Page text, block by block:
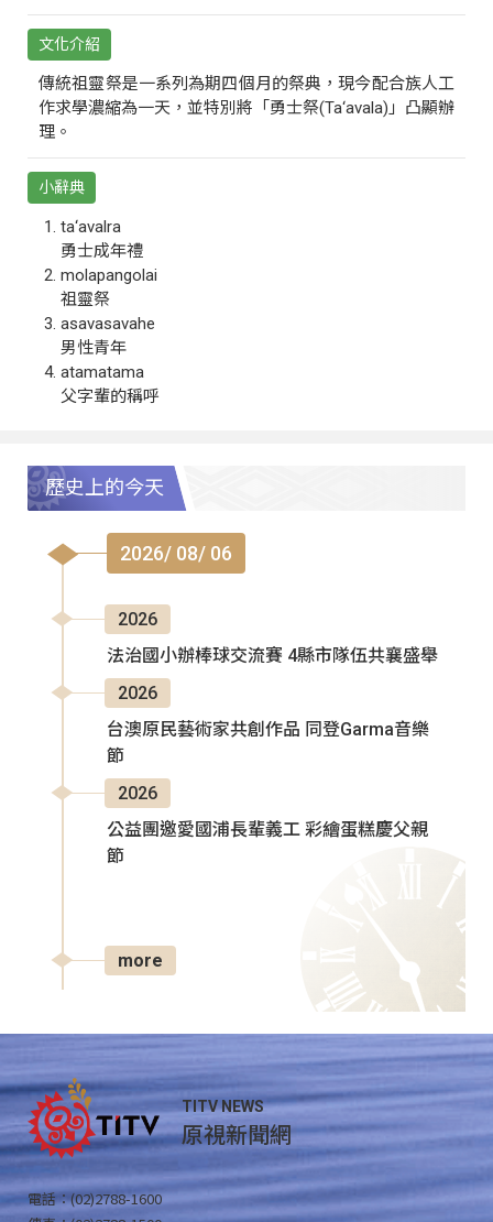
文化介紹
傳統祖靈祭是一系列為期四個月的祭典，現今配合族人工
作求學濃縮為一天，並特別將「勇士祭(Ta‘avala)」凸顯辦
理。
小辭典
ta‘avalra
勇士成年禮
molapangolai
祖靈祭
asavasavahe
男性青年
atamatama
父字輩的稱呼
歷史上的今天
2026/ 08/ 06
2026
法治國小辦棒球交流賽 4縣市隊伍共襄盛舉
2026
台澳原民藝術家共創作品 同登Garma音樂
節
2026
公益團邀愛國浦長輩義工 彩繪蛋糕慶父親
節
more
TITV NEWS
原視新聞網
電話：(02)2788-1600